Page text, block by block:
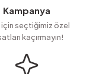
Kampanya
için seçtiğimiz özel
kaçırmayın!